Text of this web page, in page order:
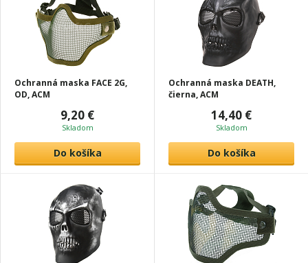
Ochranná maska FACE 2G,
OD, ACM
9,20 €
Skladom
Do košíka
Ochranná maska DEATH,
čierna, ACM
14,40 €
Skladom
Do košíka